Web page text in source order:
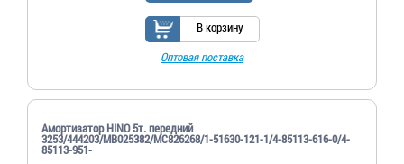
В корзину
Оптовая поставка
Амортизатор HINO 5т. передний
3253/444203/MB025382/MC826268/1-51630-121-1/4-85113-616-0/4-
85113-951-